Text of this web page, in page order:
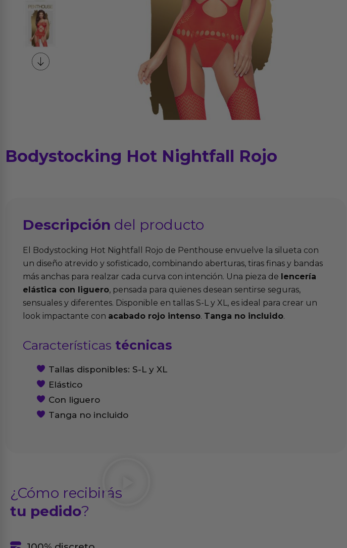
Bodystocking Hot Nightfall Rojo
Descripción del producto
El Bodystocking Hot Nightfall Rojo de Penthouse envuelve la silueta con
un diseño atrevido y sofisticado, combinando aberturas, tiras finas y bandas
más anchas para realzar cada curva con intención. Una pieza de lencería
elástica con liguero, pensada para quienes desean sentirse seguras,
sensuales y diferentes. Disponible en tallas S-L y XL, es ideal para crear un
look impactante con acabado rojo intenso. Tanga no incluido.
Características técnicas
Tallas disponibles: S-L y XL
Elástico
Con liguero
Tanga no incluido
¿Cómo recibirás
tu pedido?